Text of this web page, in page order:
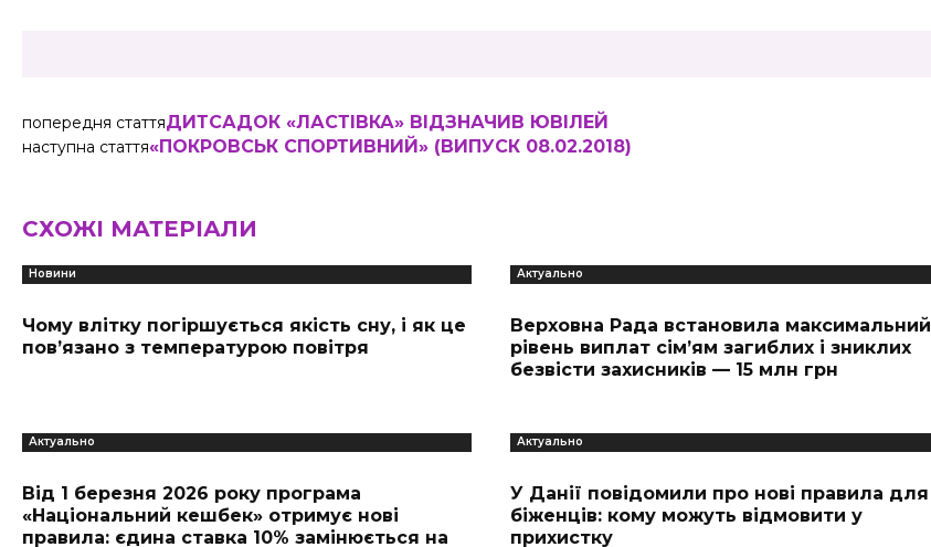
попередня статтяДИТСАДОК «ЛАСТІВКА» ВІДЗНАЧИВ ЮВІЛЕЙ
наступна стаття«ПОКРОВСЬК СПОРТИВНИЙ» (ВИПУСК 08.02.2018)
СХОЖІ МАТЕРІАЛИ
Новини
Чому влітку погіршується якість сну, і як це
пов’язано з температурою повітря
Актуально
Верховна Рада встановила максимальний
рівень виплат сім’ям загиблих і зниклих
безвісти захисників — 15 млн грн
Актуально
Від 1 березня 2026 року програма
«Національний кешбек» отримує нові
правила: єдина ставка 10% замінюється на
Актуально
У Данії повідомили про нові правила для
біженців: кому можуть відмовити у
прихистку